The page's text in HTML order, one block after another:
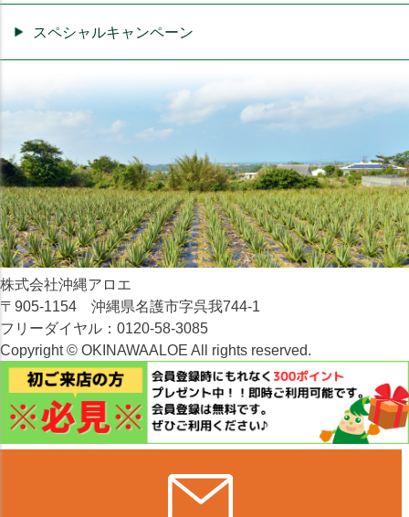
スペシャルキャンペーン
株式会社沖縄アロエ
〒905-1154 沖縄県名護市字呉我744-1
フリーダイヤル：0120-58-3085
Copyright © OKINAWAALOE All rights reserved.